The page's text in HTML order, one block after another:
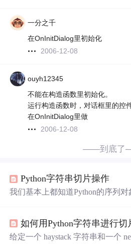
一分之千
在OnInitDialog里初始化
2006-12-08
ouyh12345
不能在构造函数里初始化。
运行构造函数时，对话框里的控
在OnInitDialog里做
2006-12-08
——到底
Python字符串切片操作
我们基本上都知道Python的序列
构的数据来说都可以使用切片操
某个索引位置返回的是一个元素，
如何用Python字符串进行切
给定一个 haystack 字符串和一个